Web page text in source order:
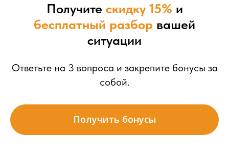
Получите скидку 15% и
бесплатный разбор вашей
ситуации
Ответьте на 3 вопроса и закрепите бонусы за
собой.
Получить бонусы